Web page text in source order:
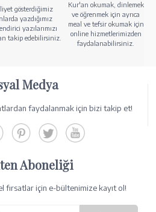
gösterdiğimiz
yazdığımız
yazılarımızı
takip edebilirsiniz.
Kur'an okumak, dinlemek
ve öğrenmek için ayrıca
meal ve tefsir okumak için
online hizmetlerimizden
faydalanabilirsiniz.
Medya
faydalanmak için bizi takip et!
Aboneliği
fırsatlar için e-bültenimize kayıt ol!